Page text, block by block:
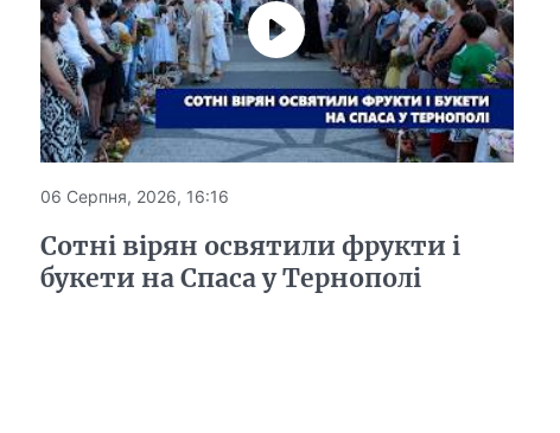
06 Серпня, 2026, 16:16
Сотні вірян освятили фрукти і
букети на Спаса у Тернополі